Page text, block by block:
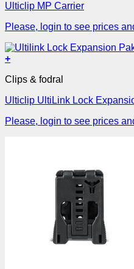
Ulticlip MP Carrier
Please, login to see prices
+
Clips & fodral
Ulticlip UltiLink Lock
Please, login to see prices